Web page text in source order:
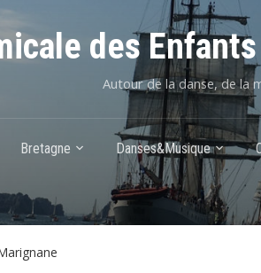
des
Autour de la danse, de la
Bretagne Danses&Musique